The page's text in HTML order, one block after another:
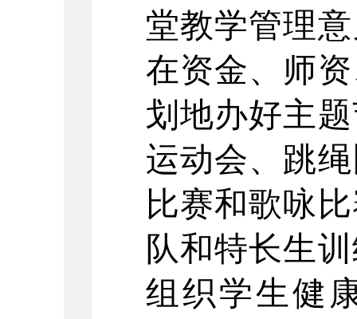
堂教学管理
在资金、师
划地办好主
运动会、跳
比赛和歌咏
队和特长生
组织学生健